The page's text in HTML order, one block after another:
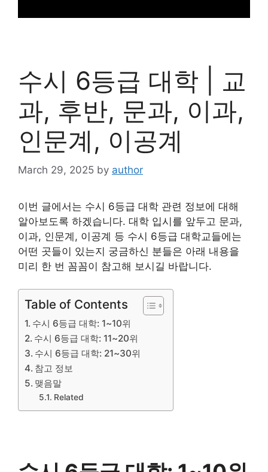
수시 6등급 대학 | 교
과, 후반, 문과, 이과,
인문계, 이공계
March 29, 2025 by author
이번 글에서는 수시 6등급 대학 관련 정보에 대해
알아보도록 하겠습니다. 대학 입시를 앞두고 문과,
이과, 인문계, 이공계 등 수시 6등급 대학교들에는
어떤 곳들이 있는지 궁금하신 분들은 아래 내용을
미리 한 번 꼼꼼이 참고해 보시길 바랍니다.
Table of Contents
수시 6등급 대학: 1~10위
수시 6등급 대학: 11~20위
수시 6등급 대학: 21~30위
참고 정보
맺음말
Related